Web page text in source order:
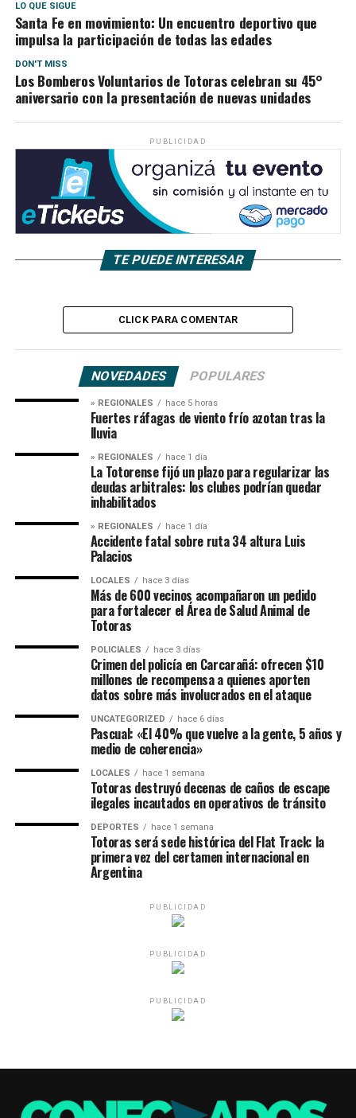
LO QUE SIGUE
Santa Fe en movimiento: Un encuentro deportivo que
impulsa la participación de todas las edades
DON'T MISS
Los Bomberos Voluntarios de Totoras celebran su 45°
aniversario con la presentación de nuevas unidades
PUBLICIDAD
TE PUEDE INTERESAR
CLICK PARA COMENTAR
NOVEDADES POPULARES
» REGIONALES hace 5 horas
Fuertes ráfagas de viento frío azotan tras la
lluvia
» REGIONALES hace 1 día
La Totorense fijó un plazo para regularizar las
deudas arbitrales: los clubes podrían quedar
inhabilitados
» REGIONALES hace 1 día
Accidente fatal sobre ruta 34 altura Luis
Palacios
LOCALES hace 3 días
Más de 600 vecinos acompañaron un pedido
para fortalecer el Área de Salud Animal de
Totoras
POLICIALES hace 3 días
Crimen del policía en Carcarañá: ofrecen $10
millones de recompensa a quienes aporten
datos sobre más involucrados en el ataque
UNCATEGORIZED hace 6 días
Pascual: «El 40% que vuelve a la gente, 5 años y
medio de coherencia»
LOCALES hace 1 semana
Totoras destruyó decenas de caños de escape
ilegales incautados en operativos de tránsito
DEPORTES hace 1 semana
Totoras será sede histórica del Flat Track: la
primera vez del certamen internacional en
Argentina
PUBLICIDAD
PUBLICIDAD
PUBLICIDAD